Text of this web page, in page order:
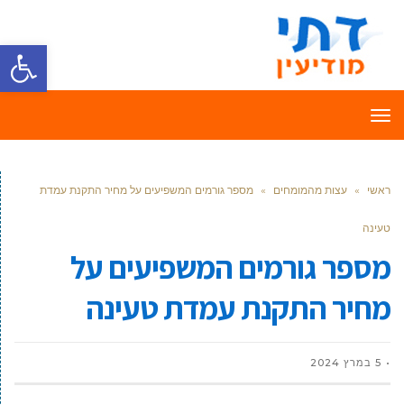
פתח
תפריט
ראשי » עצות מהמומחים » מספר גורמים המשפיעים על מחיר התקנת עמדת
טעינה
מספר גורמים המשפיעים על
מחיר התקנת עמדת טעינה
5 במרץ 2024